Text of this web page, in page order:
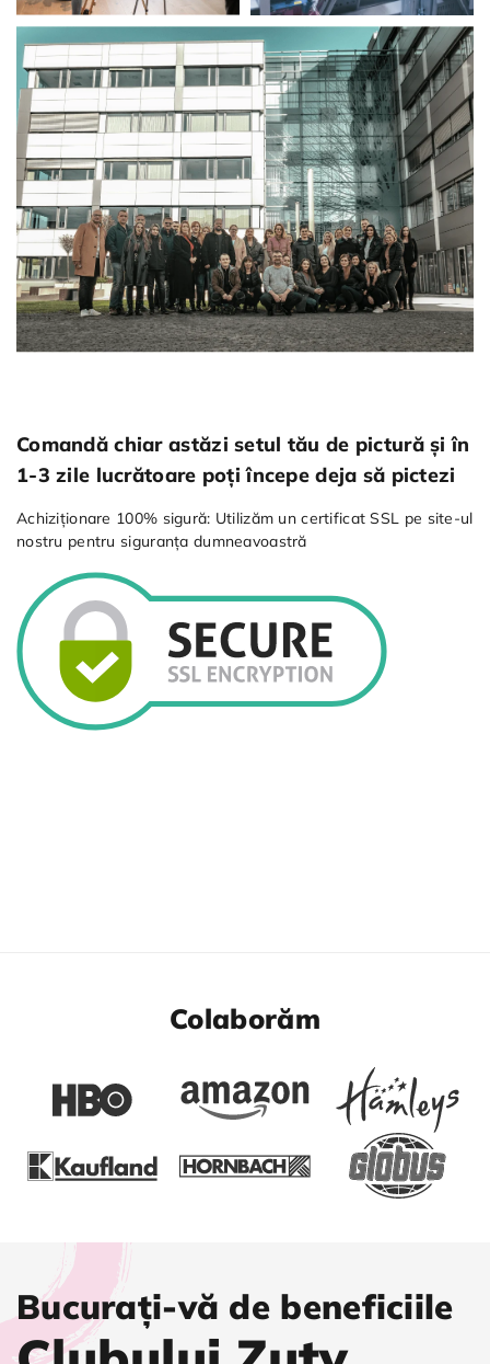
Comandă chiar astăzi setul tău de pictură și în
1-3 zile lucrătoare poți începe deja să pictezi
Achiziționare 100% sigură: Utilizăm un certificat SSL pe site-ul
nostru pentru siguranța dumneavoastră
Colaborăm
Bucurați-vă de beneficiile